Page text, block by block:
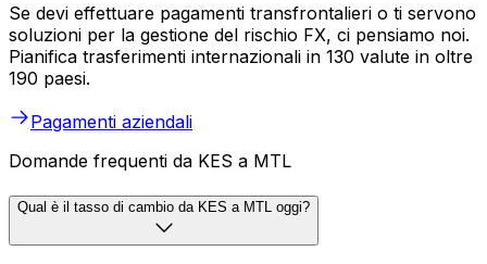
Se devi effettuare pagamenti transfrontalieri o ti servono
soluzioni per la gestione del rischio FX, ci pensiamo noi.
Pianifica trasferimenti internazionali in 130 valute in oltre
190 paesi.
Pagamenti aziendali
Domande frequenti da KES a MTL
Qual è il tasso di cambio da KES a MTL oggi?